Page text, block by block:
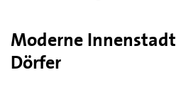
Moderne
Dörfer